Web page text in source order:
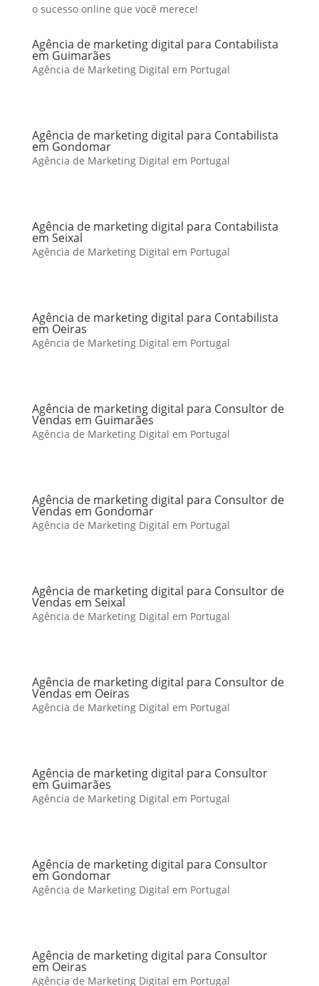
o sucesso online que você merece!
Agência de marketing digital para Contabilista
em Guimarães
Agência de Marketing Digital em Portugal
Agência de marketing digital para Contabilista
em Gondomar
Agência de Marketing Digital em Portugal
Agência de marketing digital para Contabilista
em Seixal
Agência de Marketing Digital em Portugal
Agência de marketing digital para Contabilista
em Oeiras
Agência de Marketing Digital em Portugal
Agência de marketing digital para Consultor de
Vendas em Guimarães
Agência de Marketing Digital em Portugal
Agência de marketing digital para Consultor de
Vendas em Gondomar
Agência de Marketing Digital em Portugal
Agência de marketing digital para Consultor de
Vendas em Seixal
Agência de Marketing Digital em Portugal
Agência de marketing digital para Consultor de
Vendas em Oeiras
Agência de Marketing Digital em Portugal
Agência de marketing digital para Consultor
em Guimarães
Agência de Marketing Digital em Portugal
Agência de marketing digital para Consultor
em Gondomar
Agência de Marketing Digital em Portugal
Agência de marketing digital para Consultor
em Oeiras
Agência de Marketing Digital em Portugal